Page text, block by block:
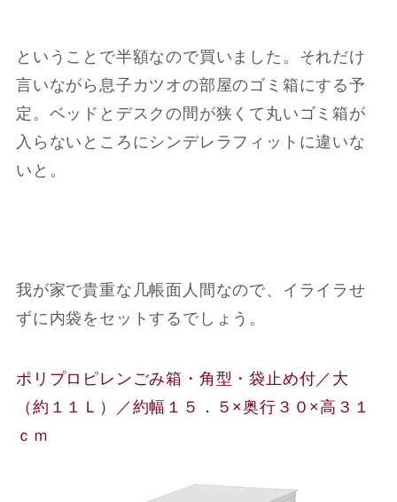
ということで半額なので買いました。それだけ
言いながら息子カツオの部屋のゴミ箱にする予
定。ベッドとデスクの間が狭くて丸いゴミ箱が
入らないところにシンデレラフィットに違いな
いと。
我が家で貴重な几帳面人間なので、イライラせ
ずに内袋をセットするでしょう。
ポリプロピレンごみ箱・角型・袋止め付／大
（約１１Ｌ）／約幅１５．５×奥行３０×高３１
ｃｍ